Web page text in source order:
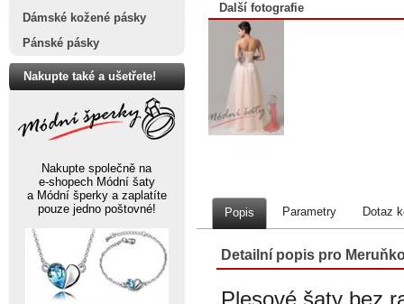
Dámské kožené pásky
Pánské pásky
Nakupte také a ušetřete!
Nakupte společně na
e-shopech Módní šaty
a Módní šperky a zaplatíte
pouze jedno poštovné!
Další fotografie
Popis Parametry Dotaz
Detailní popis pro
Plesové šaty bez